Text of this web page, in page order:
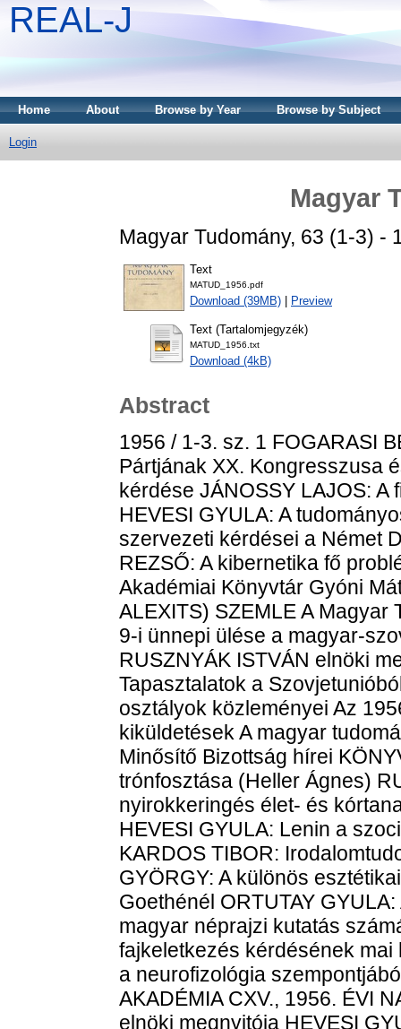
REAL-J
Home About Browse by Year Browse by Subject
Login
Magyar
Magyar Tudomány, 63 (1-3) -
Text
MATUD_1956.pdf
Download (39MB) Preview
Text (Tartalomjegyzék)
MATUD_1956.txt
Download (4kB)
Abstract
1956 / 1-3. sz. 1 FOGARASI
Pártjának XX. Kongresszusa
kérdése JÁNOSSY LAJOS:
HEVESI GYULA: A
szervezeti kérdései a Német
REZSŐ: A kibernetika fő
Akadémiai Könyvtár Gyóni
ALEXITS) SZEMLE A
9-i ünnepi ülése a magyar-
RUSZNYÁK ISTVÁN elnöki
Tapasztalatok a
osztályok közleményei Az
kiküldetések A magyar
Minősítő Bizottság hírei
trónfosztása (Heller Ágnes)
nyirokkeringés élet- és
HEVESI GYULA: Lenin a
KARDOS TIBOR:
GYÖRGY: A különös
Goethénél ORTUTAY
magyar néprajzi kutatás
fajkeletkezés kérdésének mai
a neurofizológia
AKADÉMIA CXV., 1956. ÉVI
elnöki megnyitója HEVESI